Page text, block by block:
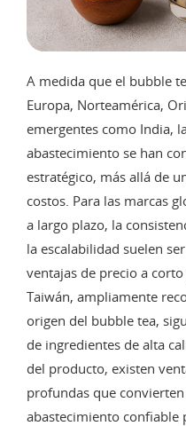
A medida que el bubble
Europa, Norteamérica,
emergentes como India,
abastecimiento se han
estratégico, más allá de
costos. Para las marcas
a largo plazo, la
la escalabilidad suelen
ventajas de precio a corto
Taiwán, ampliamente
origen del bubble tea,
de ingredientes de alta
del producto, existen
profundas que
abastecimiento confiable